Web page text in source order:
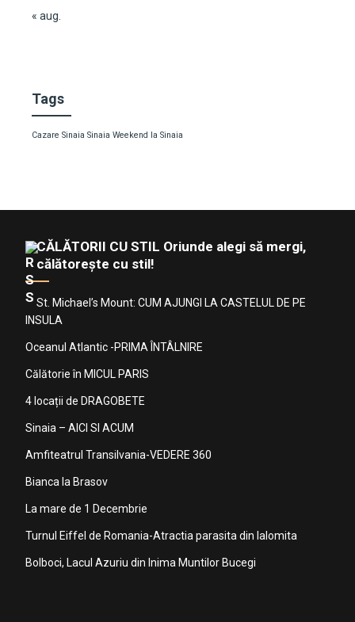
« aug.
Tags
Cazare Sinaia Sinaia Weekend la Sinaia
CĂLĂTORII CU STIL Oriunde alegi să mergi,
călătorește cu stil!
St. Michael’s Mount: CUM AJUNGI LA CASTELUL DE PE
INSULA
Oceanul Atlantic -PRIMA ÎNTÂLNIRE
Călătorie în MICUL PARIS
4 locații de DRAGOBETE
Sinaia – AICI SI ACUM
Amfiteatrul Transilvania-VEDERE 360
Bianca la Brasov
La mare de 1 Decembrie
Turnul Eiffel de Romania-Atractia parasita din Ialomita
Bolboci, Lacul Azuriu din Inima Muntilor Bucegi